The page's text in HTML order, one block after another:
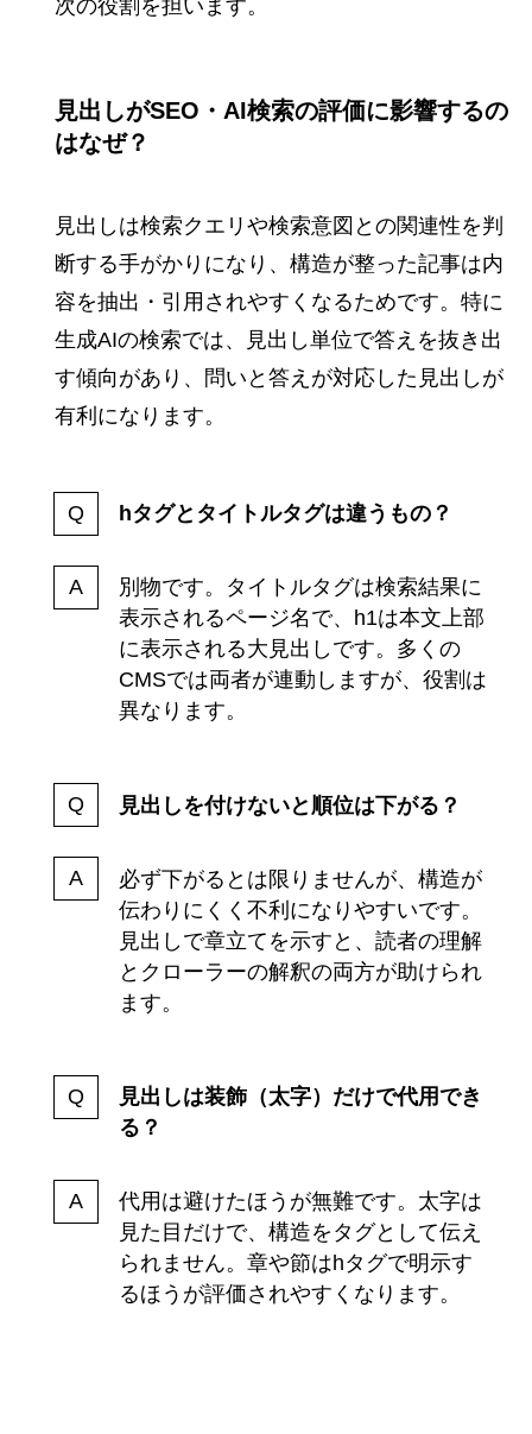
次の役割を担います。
見出しがSEO・AI検索の評価に影響するの
はなぜ？
見出しは検索クエリや検索意図との関連性を判
断する手がかりになり、構造が整った記事は内
容を抽出・引用されやすくなるためです。特に
生成AIの検索では、見出し単位で答えを抜き出
す傾向があり、問いと答えが対応した見出しが
有利になります。
hタグとタイトルタグは違うもの？
別物です。タイトルタグは検索結果に
表示されるページ名で、h1は本文上部
に表示される大見出しです。多くの
CMSでは両者が連動しますが、役割は
異なります。
見出しを付けないと順位は下がる？
必ず下がるとは限りませんが、構造が
伝わりにくく不利になりやすいです。
見出しで章立てを示すと、読者の理解
とクローラーの解釈の両方が助けられ
ます。
見出しは装飾（太字）だけで代用でき
る？
代用は避けたほうが無難です。太字は
見た目だけで、構造をタグとして伝え
られません。章や節はhタグで明示す
るほうが評価されやすくなります。